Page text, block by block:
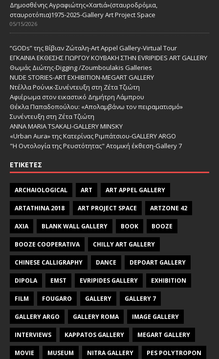
Δημοσθένης Αγραφιώτης«Xαrtιά»(σταυροδρόμια,
σταυροτόπια)1975-2025-Gallery Art Project Space
05/15/2026
“GODs” της Βίβιαν Ζώταλη-Art Appel Gallery-Virtual Tour
ΕΓΚΑΙΝΙΑ ΕΚΘΕΣΗΣ ΓΙΩΡΓΟΥ ΚΟΥΒΑΚΗ ΣΤΗΝ EVRIPIDES ART GALLERY
Θωμάς Διώτης-Digging /Zoumboulakis Galleries
NUDE STORIES-ΑRT EXHIBITION-MEGART GALLERY
Ντέλλα Ρούνικ-Συνέντευξη στη Ζέτα Τζιώτη
Αφιέρωμα στον εικαστικό Δημήτρη Λάμπρου
Θέκλα Παπαδοπούλου: «Απολαμβάνω τον πειραματισμό»
Συνέντευξη στη Ζέτα Τζιώτη
ANNA MARIA TSAKALI-GALLERY MINSKY
«Urban Aura» της Κατερίνας Ριμπάτσιου-GALLERY ARGO
"Η Οντολογία της Ρευστότητας" Ατομική έκθεση-Gallery 7
ΕΤΙΚΈΤΕΣ
ARCHAIOLOGICAL ART ART APPEL GALLERY
ARTATHINA 2018 ART PROJECT SPACE ARTZONE 42
AXIA BLANK WALL GALLERY BOOK BOOZE
BOOZE COOPERATIVA CHILLY ART GALLERY
CHINESE CALLIGRAPHY DANCE DEPOART GALLERY
DIPOLA EMST EVRIPIDES GALLERY EXHIBITION
FILM FOUGARO GALLERY GALLERY 7
GALLERY ARGO GALLERY ROMA IMAGE GALLERY
INTERVIEWS KAPPATOS GALLERY MEGART GALLERY
MOVIE MUSEUM NITRA GALLERY PES POLYTROPON